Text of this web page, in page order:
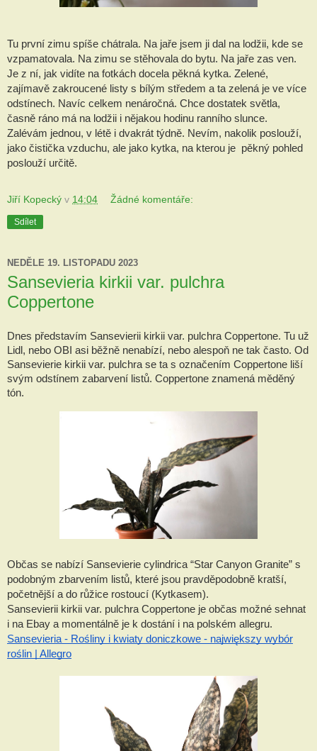
Tu první zimu spíše chátrala. Na jaře jsem ji dal na lodžii, kde se
vzpamatovala. Na zimu se stěhovala do bytu. Na jaře zas ven.
Je z ní, jak vidíte na fotkách docela pěkná kytka. Zelené,
zajímavě zakroucené listy s bílým středem a ta zelená je ve více
odstínech. Navíc celkem nenáročná. Chce dostatek světla,
časně ráno má na lodžii i nějakou hodinu ranního slunce.
Zalévám jednou, v létě i dvakrát týdně. Nevím, nakolik poslouží,
jako čistička vzduchu, ale jako kytka, na kterou je pěkný pohled
poslouží určitě.
Jiří Kopecký v 14:04 Žádné komentáře:
Sdílet
NEDĚLE 19. LISTOPADU 2023
Sansevieria kirkii var. pulchra
Coppertone
Dnes představím Sansevierii kirkii var. pulchra Coppertone. Tu už
Lidl, nebo OBI asi běžně nenabízí, nebo alespoň ne tak často. Od
Sansevierie kirkii var. pulchra se ta s označením Coppertone liší
svým odstínem zabarvení listů. Coppertone znamená měděný
tón.
Občas se nabízí Sansevierie cylindrica “Star Canyon Granite” s
podobným zbarvením listů, které jsou pravděpodobně kratší,
početnější a do růžice rostoucí (Kytkasem).
Sansevierii kirkii var. pulchra Coppertone je občas možné sehnat
i na Ebay a momentálně je k dostání i na polském allegru.
Sansevieria - Rośliny i kwiaty doniczkowe - największy wybór
roślin | Allegro